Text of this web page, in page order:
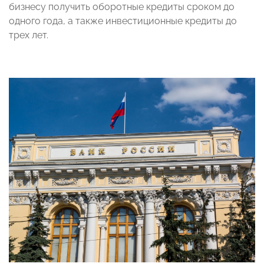
бизнесу получить оборотные кредиты сроком до
одного года, а также инвестиционные кредиты до
трех лет.